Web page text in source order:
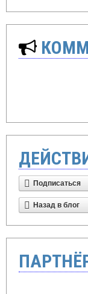
Подписаться
Назад в блог